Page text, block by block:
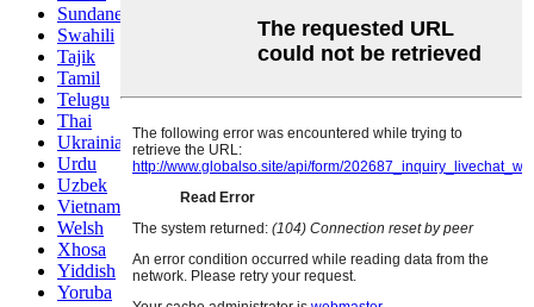
Sundanese
Swahili
Tajik
Tamil
Telugu
Thai
Ukrainian
Urdu
Uzbek
Vietnamese
Welsh
Xhosa
Yiddish
Yoruba